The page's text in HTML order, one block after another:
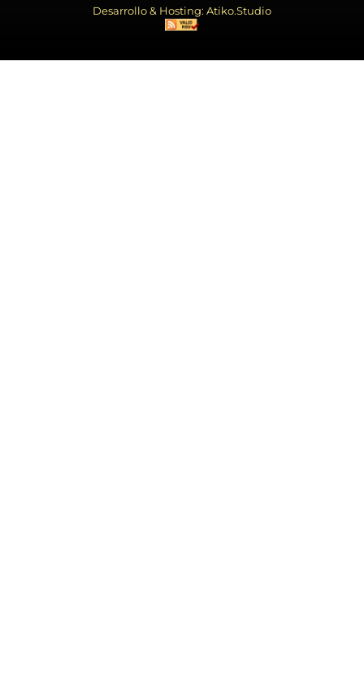
Desarrollo & Hosting: Atiko.Studio